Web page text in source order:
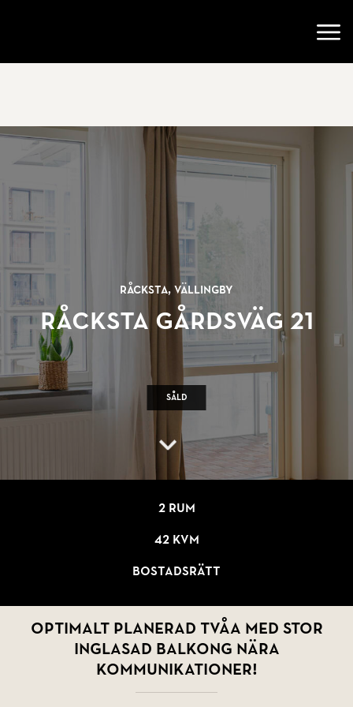
Råcksta, Vällingby
Råcksta gårdsväg 21
Såld
2 rum
42 kvm
Bostadsrätt
Optimalt planerad tvåa med stor
inglasad balkong nära
kommunikationer!